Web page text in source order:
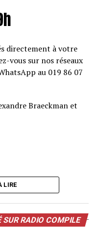
directement à votre
vous sur nos réseaux
au 019 86 07
Braeckman et
LIRE
RADIO COMPILE